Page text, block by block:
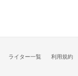
ライター一覧 利用規約